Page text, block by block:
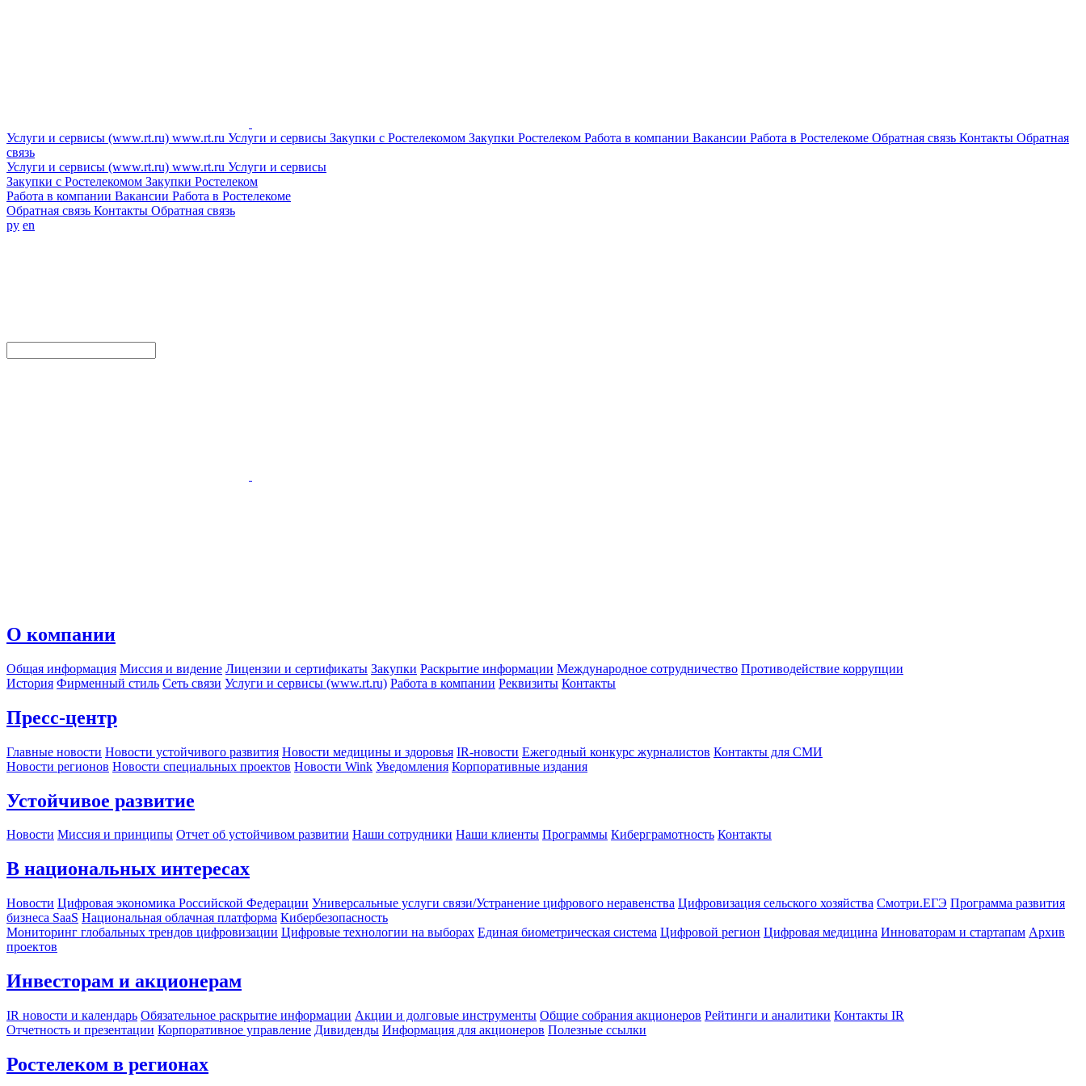
Услуги и сервисы (www.rt.ru) www.rt.ru Услуги и сервисы Закупки с Ростелекомом Закупки Ростелеком Работа в компании Вакансии Работа в Ростелекоме Обратная связь Контакты Обратная
связь
Услуги и сервисы (www.rt.ru) www.rt.ru Услуги и сервисы
Закупки с Ростелекомом Закупки Ростелеком
Работа в компании Вакансии Работа в Ростелекоме
Обратная связь Контакты Обратная связь
ру en
О компании
Общая информация Миссия и видение Лицензии и сертификаты Закупки Раскрытие информации Международное сотрудничество Противодействие коррупции
История Фирменный стиль Сеть связи Услуги и сервисы (www.rt.ru) Работа в компании Реквизиты Контакты
Пресс-центр
Главные новости Новости устойчивого развития Новости медицины и здоровья IR-новости Ежегодный конкурс журналистов Контакты для СМИ
Новости регионов Новости специальных проектов Новости Wink Уведомления Корпоративные издания
Устойчивое развитие
Новости Миссия и принципы Отчет об устойчивом развитии Наши сотрудники Наши клиенты Программы Киберграмотность Контакты
В национальных интересах
Новости Цифровая экономика Российской Федерации Универсальные услуги связи/Устранение цифрового неравенства Цифровизация сельского хозяйства Смотри.ЕГЭ Программа развития
бизнеса SaaS Национальная облачная платформа Кибербезопасность
Мониторинг глобальных трендов цифровизации Цифровые технологии на выборах Единая биометрическая система Цифровой регион Цифровая медицина Инноваторам и стартапам Архив
проектов
Инвесторам и акционерам
IR новости и календарь Обязательное раскрытие информации Акции и долговые инструменты Общие собрания акционеров Рейтинги и аналитики Контакты IR
Отчетность и презентации Корпоративное управление Дивиденды Информация для акционеров Полезные ссылки
Ростелеком в регионах